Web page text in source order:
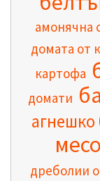
амонячна
домата от
картофа
домати
агнешко
месо
дреболии